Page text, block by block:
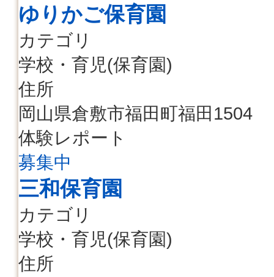
ゆりかご保育園
カテゴリ
学校・育児(保育園)
住所
岡山県倉敷市福田町福田1504
体験レポート
募集中
三和保育園
カテゴリ
学校・育児(保育園)
住所